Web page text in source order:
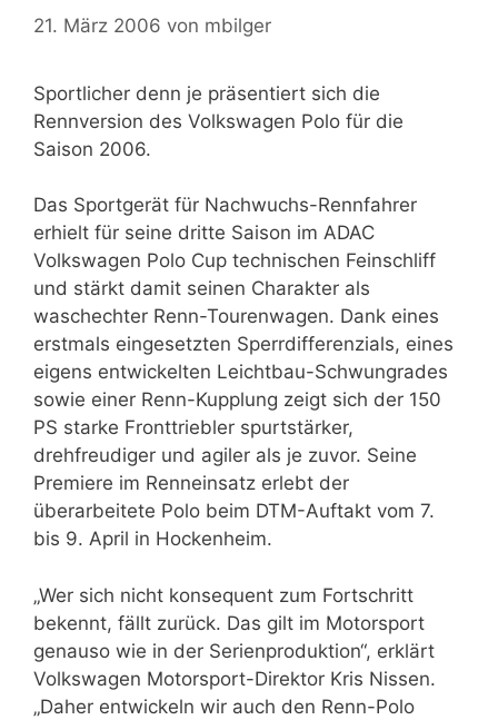
21. März 2006 von mbilger
Sportlicher denn je präsentiert sich die
Rennversion des Volkswagen Polo für die
Saison 2006.
Das Sportgerät für Nachwuchs-Rennfahrer
erhielt für seine dritte Saison im ADAC
Volkswagen Polo Cup technischen Feinschliff
und stärkt damit seinen Charakter als
waschechter Renn-Tourenwagen. Dank eines
erstmals eingesetzten Sperrdifferenzials, eines
eigens entwickelten Leichtbau-Schwungrades
sowie einer Renn-Kupplung zeigt sich der 150
PS starke Fronttriebler spurtstärker,
drehfreudiger und agiler als je zuvor. Seine
Premiere im Renneinsatz erlebt der
überarbeitete Polo beim DTM-Auftakt vom 7.
bis 9. April in Hockenheim.
„Wer sich nicht konsequent zum Fortschritt
bekennt, fällt zurück. Das gilt im Motorsport
genauso wie in der Serienproduktion“, erklärt
Volkswagen Motorsport-Direktor Kris Nissen.
„Daher entwickeln wir auch den Renn-Polo